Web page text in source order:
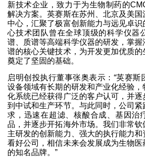
新技术企业，致力于为生物制药的
解决方案。英赛斯在苏州、北京及美
中心，汇聚了极富创新能力与远见卓
心技术团队曾在全球顶级的科学仪器
谱、质谱等高端科学仪器的研发，掌
谱的核心关键技术，为开发更加优质
奠定了坚固的基础。
启明创投执行董事张奥表示：“英赛斯
设备领域有长期的研发和产业化经验
化系统已经获得广泛的客户认可，并
到中试和生产环节。与此同时，公司
求，迅速在超滤、核酸合成、基因治
品，并逐步开拓海外市场。我们非常钦
主研发的创新能力、强大的执行能力
看好公司，相信未来会发展成为生物
的知名品牌。”